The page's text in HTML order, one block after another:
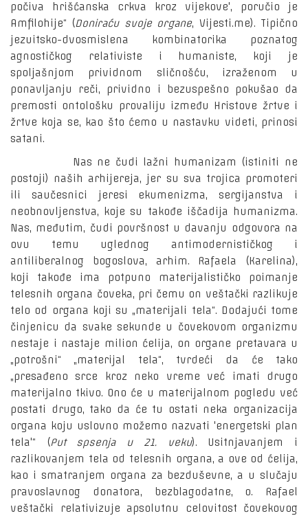
počiva hrišćanska crkva kroz vijekove', poručio je
Amfilohije“ (Doniraću svoje organe, Vijesti.me). Tipično
jezuitsko-dvosmislena kombinatorika poznatog
agnostičkog relativiste i humaniste, koji je
spoljašnjom prividnom sličnošću, izraženom u
ponavljanju reči, prividno i bezuspešno pokušao da
premosti ontološku provaliju između Hristove žrtve i
žrtve koja se, kao što ćemo u nastavku videti, prinosi
satani.
Nas ne čudi lažni humanizam (istiniti ne
postoji) naših arhijereja, jer su sva trojica promoteri
ili saučesnici jeresi ekumenizma, sergijanstva i
neobnovljenstva, koje su takođe iščadija humanizma.
Nas, međutim, čudi površnost u davanju odgovora na
ovu temu uglednog antimodernističkog i
antiliberalnog bogoslova, arhim. Rafaela (Karelina),
koji takođe ima potpuno materijalističko poimanje
telesnih organa čoveka, pri čemu on veštački razlikuje
telo od organa koji su „materijali tela“. Dodajući tome
činjenicu da svake sekunde u čovekovom organizmu
nestaje i nastaje milion ćelija, on organe pretavara u
„potrošni“ „materijal tela“, tvrdeći da će tako
„presađeno srce kroz neko vreme već imati drugo
materijalno tkivo. Ono će u materijalnom pogledu već
postati drugo, tako da će tu ostati neka organizacija
organa koju uslovno možemo nazvati 'energetski plan
tela'“ (Put spsenja u 21. veku). Usitnjavanjem i
razlikovanjem tela od telesnih organa, a ove od ćelija,
kao i smatranjem organa za bezduševne, a u slučaju
pravoslavnog donatora, bezblagodatne, o. Rafael
veštački relativizuje apsolutnu celovitost čovekovog